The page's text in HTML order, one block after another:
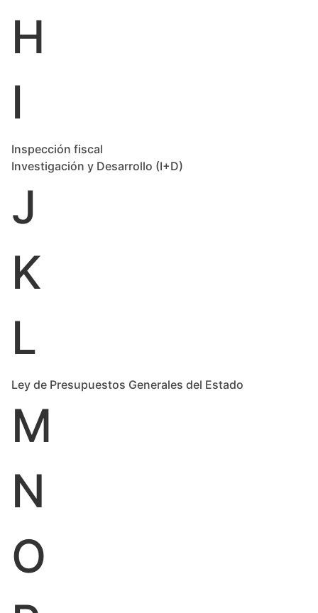
H
I
Inspección fiscal
Investigación y Desarrollo (I+D)
J
K
L
Ley de Presupuestos Generales del Estado
M
N
O